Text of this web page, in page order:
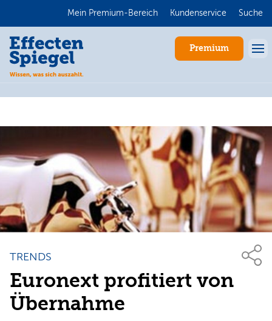
Mein Premium-Bereich Kundenservice Suche
Premium
TRENDS
Euronext profitiert von
Übernahme
Anmelden